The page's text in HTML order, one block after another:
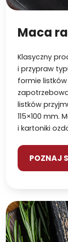
Maca
Klasyczny
i przypraw
formie
listków
115×100 mm.
i kartoniki
POZNAJ